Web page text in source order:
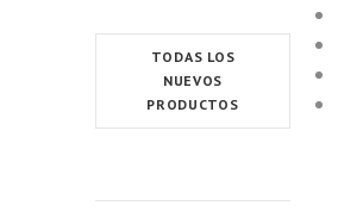
TODAS LOS
NUEVOS
PRODUCTOS